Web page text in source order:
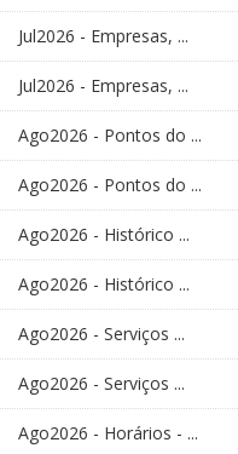
Jul2026 - Empresas, ...
Jul2026 - Empresas, ...
Ago2026 - Pontos do ...
Ago2026 - Pontos do ...
Ago2026 - Histórico ...
Ago2026 - Histórico ...
Ago2026 - Serviços ...
Ago2026 - Serviços ...
Ago2026 - Horários - ...